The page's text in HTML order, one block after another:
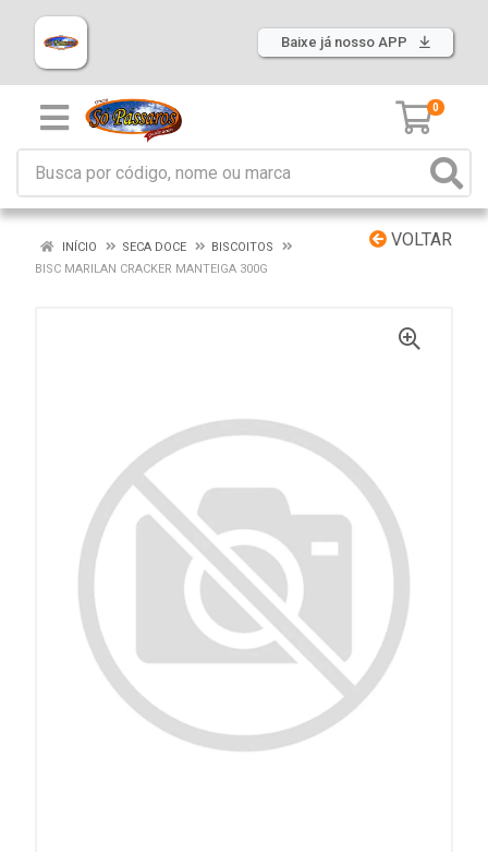
Baixe já nosso APP
0
VOLTAR
INÍCIO SECA DOCE
BISCOITOS
BISC MARILAN CRACKER MANTEIGA 300G